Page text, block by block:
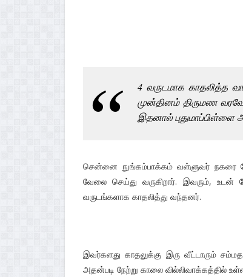
4 வருடமாக காதலித்த
முன்தினம் திருமண
இதனால் புதுமாப்பிள்ளை
சென்னை நுங்கம்பாக்கம் வள்ளுவர் நகரை
வேலை செய்து வருகிறார். இவரும், உடன்
வருடங்களாக காதலித்து வந்தனர்.
இவர்களது காதலுக்கு இரு வீட்டாரும்
அதன்படி நேற்று காலை வில்லிவாக்கத்தில்